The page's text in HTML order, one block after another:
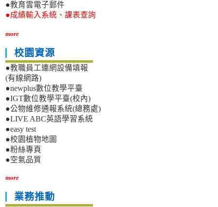
●教育雲電子郵件
●成績輸入系統、課表查詢
more
校園資源
●教職員工連網設備填報
(有線網路)
●newplus數位教學平臺
●IGT數位教學平臺(校內)
●公物維修通報系統(總務處)
●LIVE ABC英語學習系統
●easy test
●校園植物地圖
●粉絲專頁
●空氣品質
more
業務推動